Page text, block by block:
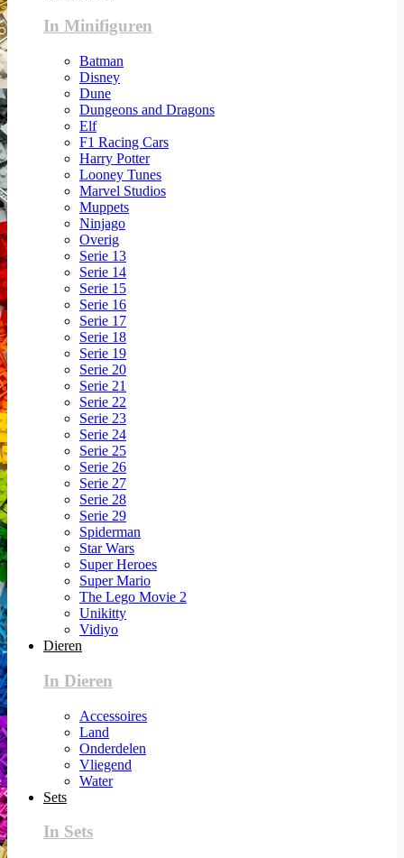
In Minifiguren
Batman
Disney
Dune
Dungeons and Dragons
Elf
F1 Racing Cars
Harry Potter
Looney Tunes
Marvel Studios
Muppets
Ninjago
Overig
Serie 13
Serie 14
Serie 15
Serie 16
Serie 17
Serie 18
Serie 19
Serie 20
Serie 21
Serie 22
Serie 23
Serie 24
Serie 25
Serie 26
Serie 27
Serie 28
Serie 29
Spiderman
Star Wars
Super Heroes
Super Mario
The Lego Movie 2
Unikitty
Vidiyo
Dieren
In Dieren
Accessoires
Land
Onderdelen
Vliegend
Water
Sets
In Sets